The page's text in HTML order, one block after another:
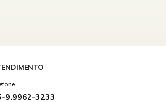
9.9962-3233